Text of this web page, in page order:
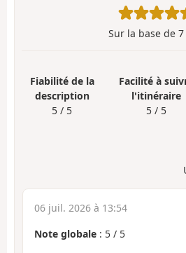
Sur la base de 7
Fiabilité de la
description
5 / 5
Facilité à
l'itinéraire
5 / 5
06 juil. 2026 à 13:54
Note globale : 5 / 5